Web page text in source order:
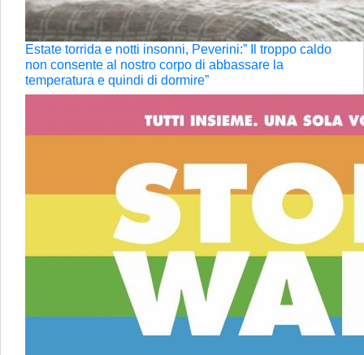
Estate torrida e notti insonni, Peverini:” Il troppo caldo
non consente al nostro corpo di abbassare la
temperatura e quindi di dormire”